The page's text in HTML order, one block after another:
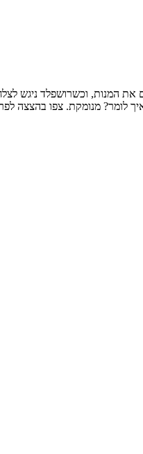
את המנות, וכשרושפלד
לומר? מנומקת. צפו בהצצה